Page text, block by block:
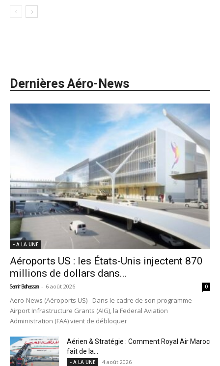
Dernières Aéro-News
- A LA UNE
Aéroports US : les États-Unis injectent 870
millions de dollars dans...
Samir Belhassen - 6 août 2026 0
Aero-News (Aéroports US) - Dans le cadre de son programme
Airport Infrastructure Grants (AIG), la Federal Aviation
Administration (FAA) vient de débloquer
Aérien & Stratégie : Comment Royal Air Maroc
fait de la...
- A LA UNE 4 août 2026